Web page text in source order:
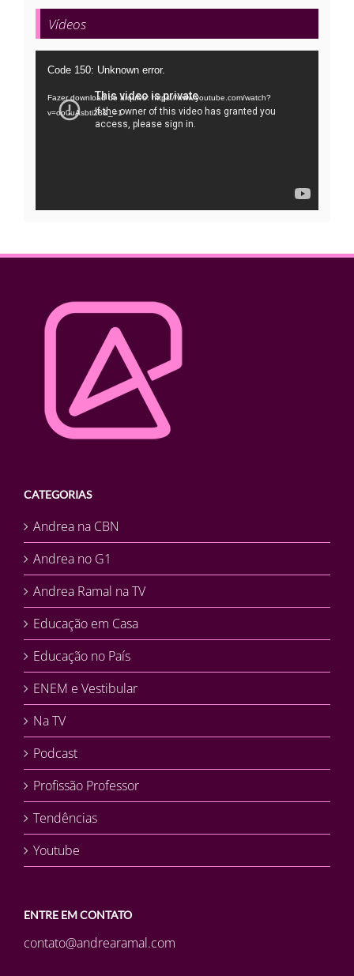
Vídeos
Tocador
vídeo
Code 150: Unknown error.
Fazer download do arquivo: https://www.youtube.com/watch?
v=oo0uAsbti28&_=1
CATEGORIAS
Andrea na CBN
Andrea no G1
Andrea Ramal na TV
Educação em Casa
Educação no País
ENEM e Vestibular
Na TV
Podcast
Profissão Professor
Tendências
Youtube
ENTRE EM CONTATO
contato@andrearamal.com